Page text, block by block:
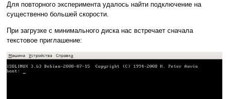
Для повторного эксперимента удалось найти подключение на
существенно большей скорости.
При загрузке с минимального диска нас встречает cначала
текстовое приглашение: